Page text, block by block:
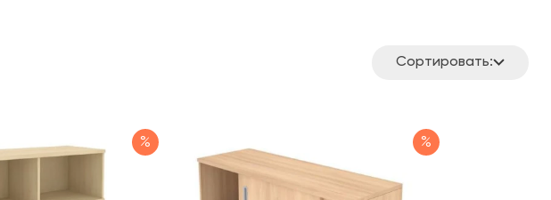
Сортировать:
% %